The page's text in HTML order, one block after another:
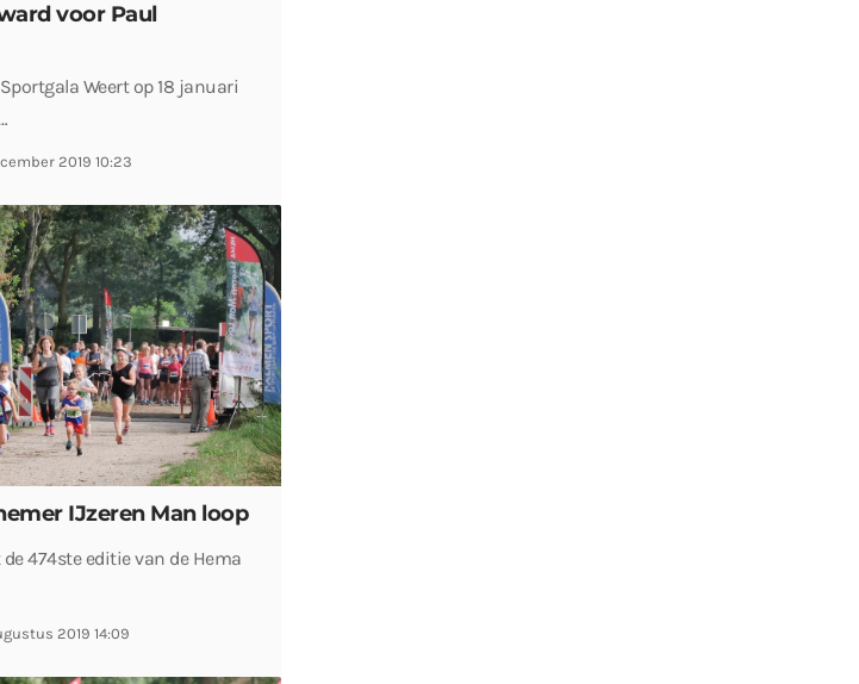
voor Paul
Weert op 18 januari
2019 10:23
IJzeren Man loop
474ste editie van de Hema
2019 14:09